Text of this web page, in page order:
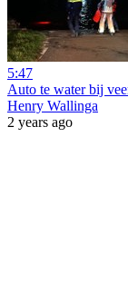
5:47
Auto te water bij
Henry Wallinga
2 years ago